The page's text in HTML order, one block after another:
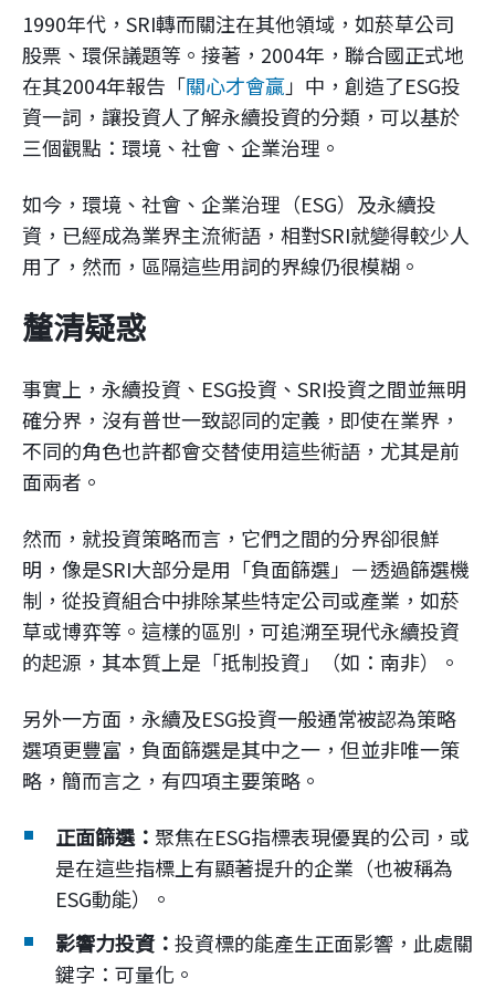
1990年代，SRI轉而關注在其他領域，如菸草公司
股票、環保議題等。接著，2004年，聯合國正式地
在其2004年報告「關心才會贏」中，創造了ESG投
資一詞，讓投資人了解永續投資的分類，可以基於
三個觀點：環境、社會、企業治理。
如今，環境、社會、企業治理（ESG）及永續投
資，已經成為業界主流術語，相對SRI就變得較少人
用了，然而，區隔這些用詞的界線仍很模糊。
釐清疑惑
事實上，永續投資、ESG投資、SRI投資之間並無明
確分界，沒有普世一致認同的定義，即使在業界，
不同的角色也許都會交替使用這些術語，尤其是前
面兩者。
然而，就投資策略而言，它們之間的分界卻很鮮
明，像是SRI大部分是用「負面篩選」－透過篩選機
制，從投資組合中排除某些特定公司或產業，如菸
草或博弈等。這樣的區別，可追溯至現代永續投資
的起源，其本質上是「抵制投資」（如：南非）。
另外一方面，永續及ESG投資一般通常被認為策略
選項更豐富，負面篩選是其中之一，但並非唯一策
略，簡而言之，有四項主要策略。
正面篩選： 聚焦在ESG指標表現優異的公司，或
是在這些指標上有顯著提升的企業（也被稱為
ESG動能）。
影響力投資： 投資標的能產生正面影響，此處關
鍵字：可量化。